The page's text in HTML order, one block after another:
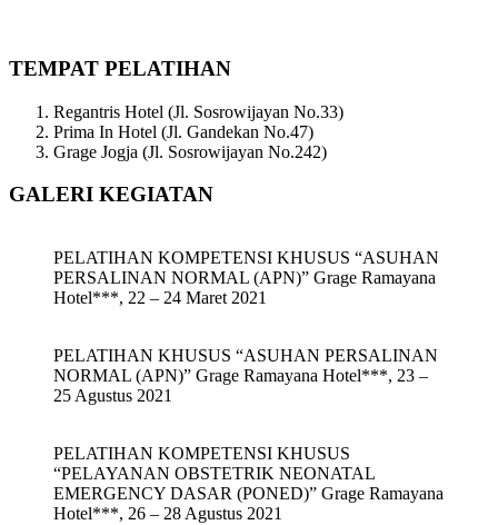
TEMPAT PELATIHAN
Regantris Hotel (Jl. Sosrowijayan No.33)
Prima In Hotel (Jl. Gandekan No.47)
Grage Jogja (Jl. Sosrowijayan No.242)
GALERI KEGIATAN
PELATIHAN KOMPETENSI KHUSUS “ASUHAN
PERSALINAN NORMAL (APN)” Grage Ramayana
Hotel***, 22 – 24 Maret 2021
PELATIHAN KHUSUS “ASUHAN PERSALINAN
NORMAL (APN)” Grage Ramayana Hotel***, 23 –
25 Agustus 2021
PELATIHAN KOMPETENSI KHUSUS
“PELAYANAN OBSTETRIK NEONATAL
EMERGENCY DASAR (PONED)” Grage Ramayana
Hotel***, 26 – 28 Agustus 2021